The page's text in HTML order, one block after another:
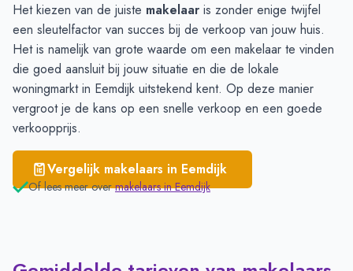
Het kiezen van de juiste makelaar is zonder enige twijfel
een sleutelfactor van succes bij de verkoop van jouw huis.
Het is namelijk van grote waarde om een makelaar te vinden
die goed aansluit bij jouw situatie en die de lokale
woningmarkt in Eemdijk uitstekend kent. Op deze manier
vergroot je de kans op een snelle verkoop en een goede
verkoopprijs.
Vergelijk makelaars in Eemdijk
Of lees meer over makelaars inEemdijk